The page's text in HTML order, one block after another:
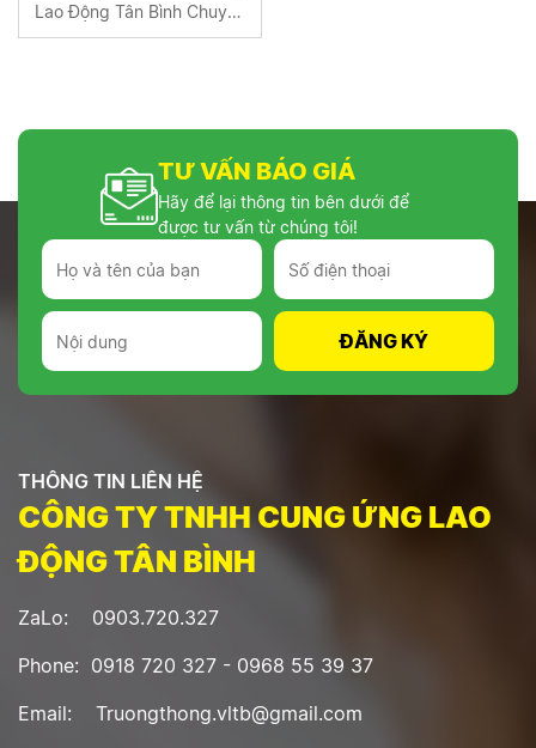
Lao Động Tân Bình Chuyên
Cung Cấp Người Giúp Việc
TƯ VẤN BÁO GIÁ
Hãy để lại thông tin bên dưới để
được tư vấn từ chúng tôi!
THÔNG TIN LIÊN HỆ
CÔNG TY TNHH CUNG ỨNG LAO
ĐỘNG TÂN BÌNH
ZaLo: 0903.720.327
Phone: 0918 720 327 - 0968 55 39 37
Email: Truongthong.vltb@gmail.com